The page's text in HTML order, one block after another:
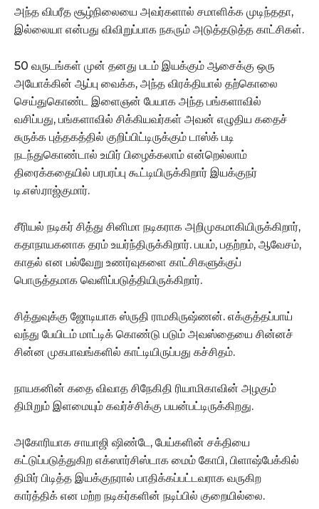
அந்த விபரீத சூழ்நிலையை அவர்களால் சமாளிக்க முடிந்ததா,
இல்லையா என்பது விவிறுப்பாக நகரும் அடுத்தடுத்த காட்சிகள்.
50 வருடங்கள் முன் தனது படம் இயக்கும் ஆசைக்கு ஒரு
அயோக்கின் ஆப்பு வைக்க, அந்த விரக்தியால் தற்கொலை
செய்துகொண்ட இளைஞன் பேயாக அந்த பங்களாவில்
வசிப்பது, பங்களாவில் சிக்கியவர்கள் அவன் எழுதிய கதைச்
சுருக்க புத்தகத்தில் குறிப்பிட்டிருக்கும் டாஸ்க் படி
நடந்துகொண்டால் உயிர் பிழைக்கலாம் என்றெல்லாம்
திரைக்கதையில் பரபரப்பு கூட்டியிருக்கிறார் இயக்குநர்
டி.எஸ்.ராஜ்குமார்.
சீரியல் நடிகர் சித்து சினிமா நடிகராக அறிமுகமாகியிருக்கிறார்,
கதாநாயகனாக தரம் உயர்ந்திருக்கிறார். பயம், பதற்றம், ஆவேசம்,
காதல் என பல்வேறு உணர்வுகளை காட்சிகளுக்குப்
பொருத்தமாக வெளிப்படுத்தியிருக்கிறார்.
சித்துவுக்கு ஜோடியாக ஸ்ருதி ராமகிருஷ்ணன். எக்குத்தப்பாய்
வந்து பேயிடம் மாட்டிக் கொண்டு படும் அவஸ்தையை சின்னச்
சின்ன முகபாவங்களில் காட்டியிருப்பது கச்சிதம்.
நாயகனின் கதை விவாத சிநேகிதி ரியாமிகாவின் அழகும்
திமிறும் இளமையும் கவர்ச்சிக்கு பயன்பட்டிருக்கிறது.
அகோரியாக சாயாஜி ஷிண்டே, பேய்களின் சக்தியை
கட்டுப்படுத்துகிற எக்ஸார்சிஸ்டாக மைம் கோபி, பிளாஷ்பேக்கில்
திமிர் பிடித்த இயக்குநரால் பாதிக்கப்பட்டவராக வருகிற
கார்த்திக் என மற்ற நடிகர்களின் நடிப்பில் குறையில்லை.